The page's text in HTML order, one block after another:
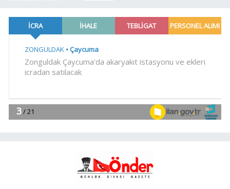
Çağlayan'a anlamlı ziyaret
16:09Çin'de Dolphin tayfunu için
15:57
eleman' alarmı